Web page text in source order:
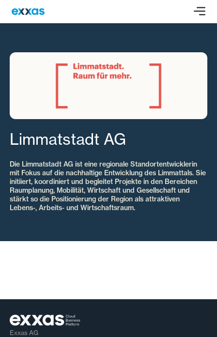
Limmatstadt AG
Die Limmatstadt AG ist eine regionale Standortentwicklerin
mit Fokus auf die nachhaltige Entwicklung des Limmattals. Sie
initiiert, koordiniert und begleitet Projekte in den Bereichen
Raumplanung, Mobilität, Wirtschaft und Gesellschaft und
stärkt so die Positionierung der Region als attraktiven
Lebens-, Arbeits- und Wirtschaftsraum.
Exxas AG